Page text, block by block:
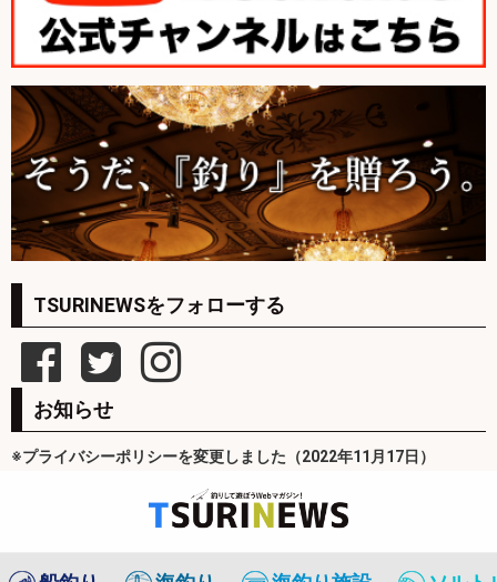
TSURINEWSをフォローする
お知らせ
※プライバシーポリシーを変更しました（2022年11月17日）